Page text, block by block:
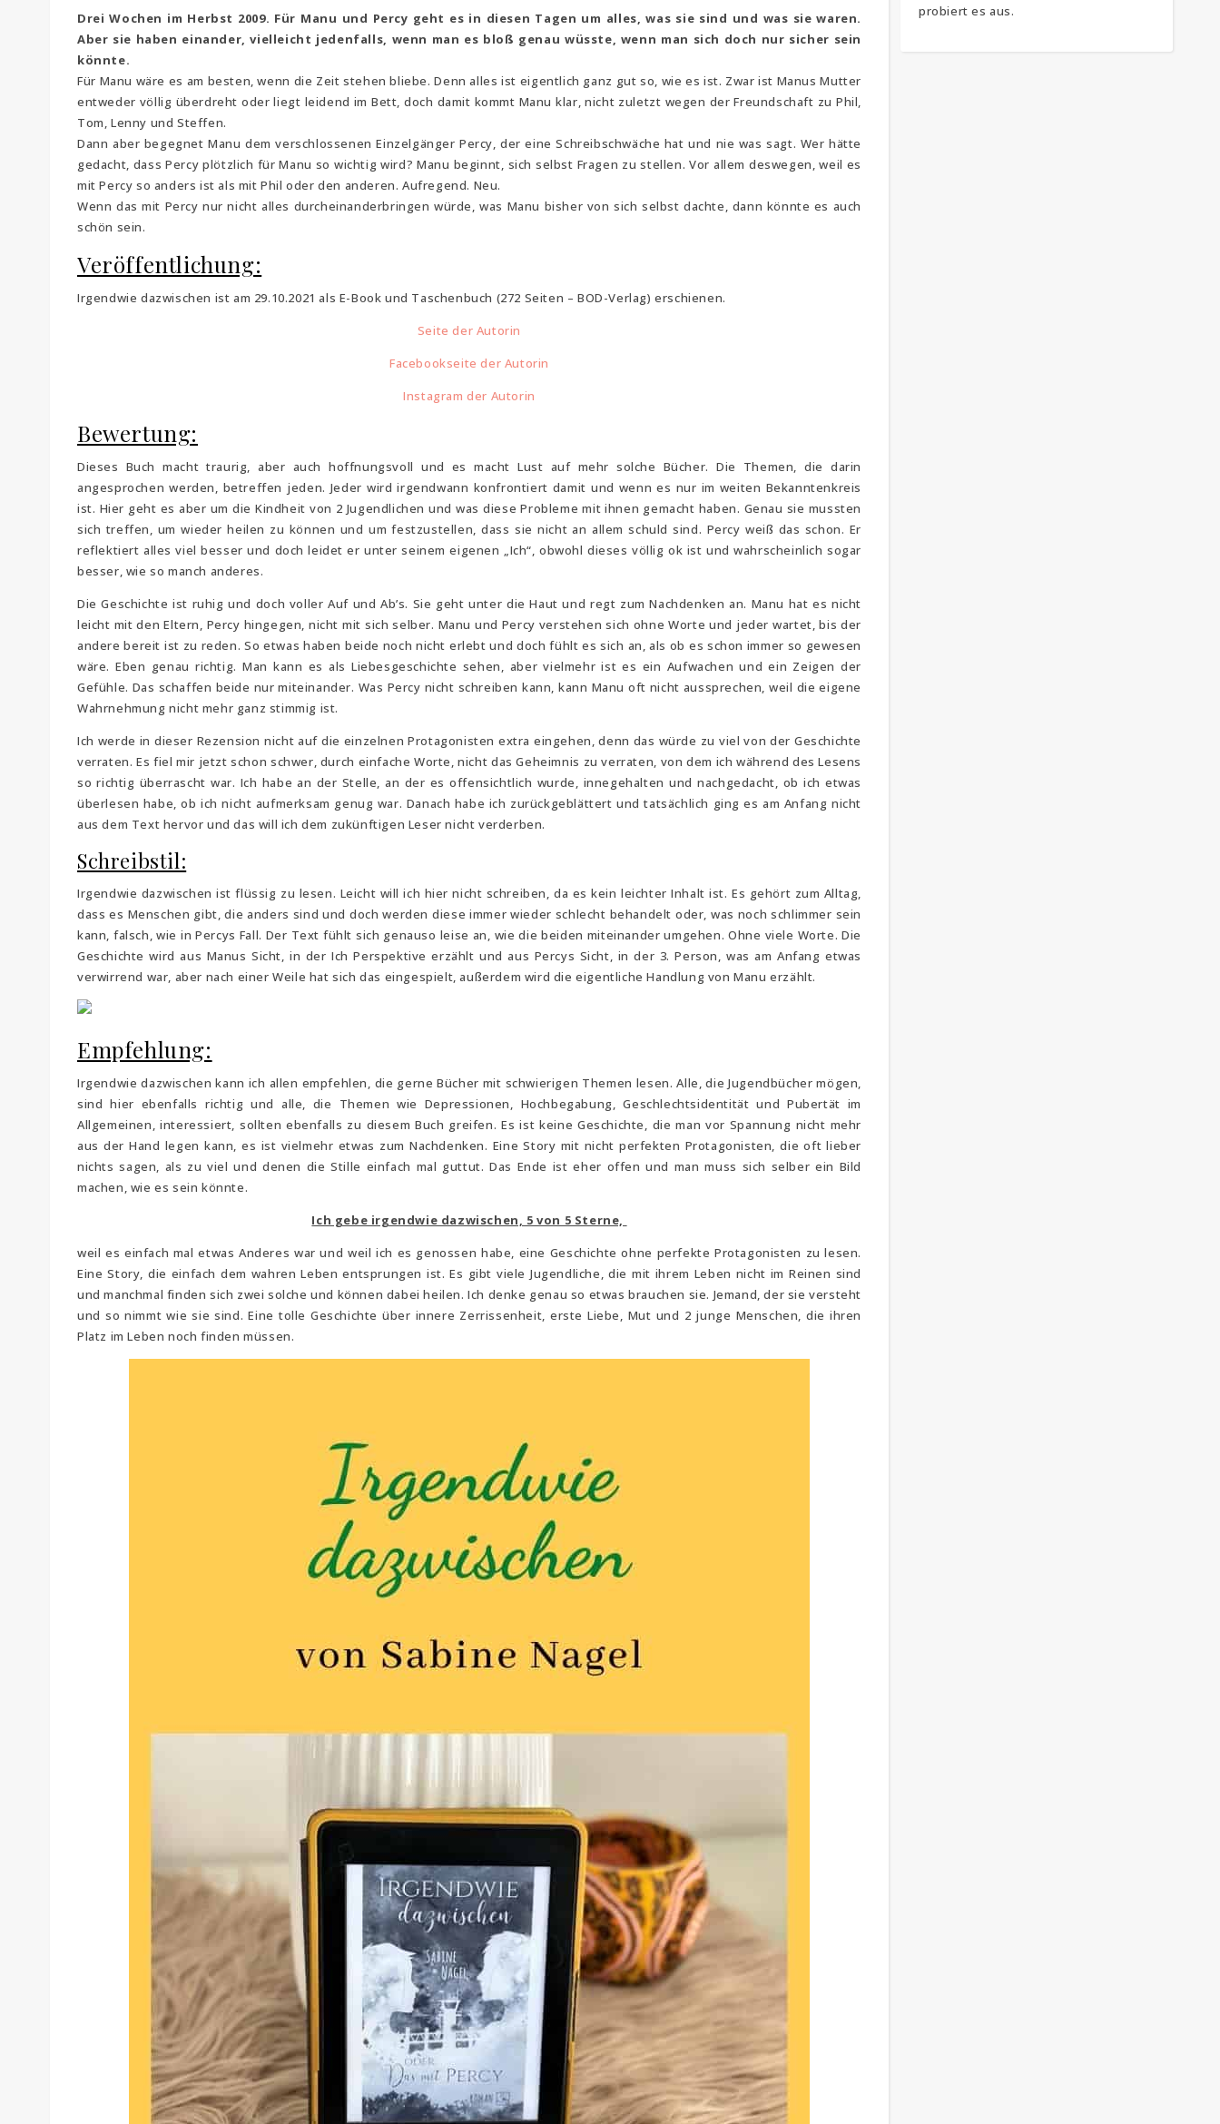
Drei Wochen im Herbst 2009. Für Manu und Percy geht es in diesen Tagen um alles, was sie sind und was sie waren.
Aber sie haben einander, vielleicht jedenfalls, wenn man es bloß genau wüsste, wenn man sich doch nur sicher sein
könnte.
Für Manu wäre es am besten, wenn die Zeit stehen bliebe. Denn alles ist eigentlich ganz gut so, wie es ist. Zwar ist Manus Mutter
entweder völlig überdreht oder liegt leidend im Bett, doch damit kommt Manu klar, nicht zuletzt wegen der Freundschaft zu Phil,
Tom, Lenny und Steffen.
Dann aber begegnet Manu dem verschlossenen Einzelgänger Percy, der eine Schreibschwäche hat und nie was sagt. Wer hätte
gedacht, dass Percy plötzlich für Manu so wichtig wird? Manu beginnt, sich selbst Fragen zu stellen. Vor allem deswegen, weil es
mit Percy so anders ist als mit Phil oder den anderen. Aufregend. Neu.
Wenn das mit Percy nur nicht alles durcheinanderbringen würde, was Manu bisher von sich selbst dachte, dann könnte es auch
schön sein.
Veröffentlichung:
Irgendwie dazwischen ist am 29.10.2021 als E-Book und Taschenbuch (272 Seiten – BOD-Verlag) erschienen.
Seite der Autorin
Facebookseite der Autorin
Instagram der Autorin
Bewertung:
Dieses Buch macht traurig, aber auch hoffnungsvoll und es macht Lust auf mehr solche Bücher. Die Themen, die darin
angesprochen werden, betreffen jeden. Jeder wird irgendwann konfrontiert damit und wenn es nur im weiten Bekanntenkreis
ist. Hier geht es aber um die Kindheit von 2 Jugendlichen und was diese Probleme mit ihnen gemacht haben. Genau sie mussten
sich treffen, um wieder heilen zu können und um festzustellen, dass sie nicht an allem schuld sind. Percy weiß das schon. Er
reflektiert alles viel besser und doch leidet er unter seinem eigenen „Ich“, obwohl dieses völlig ok ist und wahrscheinlich sogar
besser, wie so manch anderes.
Die Geschichte ist ruhig und doch voller Auf und Ab’s. Sie geht unter die Haut und regt zum Nachdenken an. Manu hat es nicht
leicht mit den Eltern, Percy hingegen, nicht mit sich selber. Manu und Percy verstehen sich ohne Worte und jeder wartet, bis der
andere bereit ist zu reden. So etwas haben beide noch nicht erlebt und doch fühlt es sich an, als ob es schon immer so gewesen
wäre. Eben genau richtig. Man kann es als Liebesgeschichte sehen, aber vielmehr ist es ein Aufwachen und ein Zeigen der
Gefühle. Das schaffen beide nur miteinander. Was Percy nicht schreiben kann, kann Manu oft nicht aussprechen, weil die eigene
Wahrnehmung nicht mehr ganz stimmig ist.
Ich werde in dieser Rezension nicht auf die einzelnen Protagonisten extra eingehen, denn das würde zu viel von der Geschichte
verraten. Es fiel mir jetzt schon schwer, durch einfache Worte, nicht das Geheimnis zu verraten, von dem ich während des Lesens
so richtig überrascht war. Ich habe an der Stelle, an der es offensichtlich wurde, innegehalten und nachgedacht, ob ich etwas
überlesen habe, ob ich nicht aufmerksam genug war. Danach habe ich zurückgeblättert und tatsächlich ging es am Anfang nicht
aus dem Text hervor und das will ich dem zukünftigen Leser nicht verderben.
Schreibstil:
Irgendwie dazwischen ist flüssig zu lesen. Leicht will ich hier nicht schreiben, da es kein leichter Inhalt ist. Es gehört zum Alltag,
dass es Menschen gibt, die anders sind und doch werden diese immer wieder schlecht behandelt oder, was noch schlimmer sein
kann, falsch, wie in Percys Fall. Der Text fühlt sich genauso leise an, wie die beiden miteinander umgehen. Ohne viele Worte. Die
Geschichte wird aus Manus Sicht, in der Ich Perspektive erzählt und aus Percys Sicht, in der 3. Person, was am Anfang etwas
verwirrend war, aber nach einer Weile hat sich das eingespielt, außerdem wird die eigentliche Handlung von Manu erzählt.
Empfehlung:
Irgendwie dazwischen kann ich allen empfehlen, die gerne Bücher mit schwierigen Themen lesen. Alle, die Jugendbücher mögen,
sind hier ebenfalls richtig und alle, die Themen wie Depressionen, Hochbegabung, Geschlechtsidentität und Pubertät im
Allgemeinen, interessiert, sollten ebenfalls zu diesem Buch greifen. Es ist keine Geschichte, die man vor Spannung nicht mehr
aus der Hand legen kann, es ist vielmehr etwas zum Nachdenken. Eine Story mit nicht perfekten Protagonisten, die oft lieber
nichts sagen, als zu viel und denen die Stille einfach mal guttut. Das Ende ist eher offen und man muss sich selber ein Bild
machen, wie es sein könnte.
Ich gebe irgendwie dazwischen, 5 von 5 Sterne,
weil es einfach mal etwas Anderes war und weil ich es genossen habe, eine Geschichte ohne perfekte Protagonisten zu lesen.
Eine Story, die einfach dem wahren Leben entsprungen ist. Es gibt viele Jugendliche, die mit ihrem Leben nicht im Reinen sind
und manchmal finden sich zwei solche und können dabei heilen. Ich denke genau so etwas brauchen sie. Jemand, der sie versteht
und so nimmt wie sie sind. Eine tolle Geschichte über innere Zerrissenheit, erste Liebe, Mut und 2 junge Menschen, die ihren
Platz im Leben noch finden müssen.
probiert es aus.